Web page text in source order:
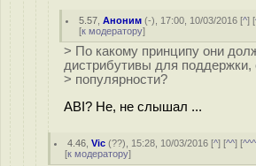
5.57 ,Аноним (-), 17:00, 10/03/2016 [^] [
[к модератору]
> По какому принципу они
дистрибутивы для поддержки,
> популярности?
ABI? Не, не слышал ...
4.46 ,Vic (??), 15:28, 10/03/2016 [^] [^^] [^^^
[к модератору]